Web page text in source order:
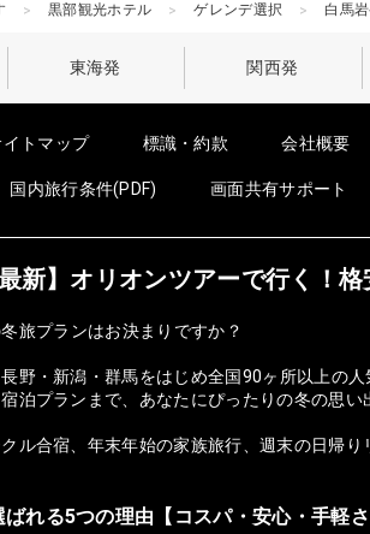
黒部観光ホテル ゲレンデ選択 白馬
東海発 関西発
イトマップ 標識・約款 会社概要
国内旅行条件(PDF) 画面共有サポート
新】オリオンツアーで行く！
旅プランはお決まりですか？
野・新潟・群馬をはじめ全国90ヶ所以上の
泊プランまで、あなたにぴったりの冬の思い
ル合宿、年末年始の家族旅行、週末の日帰
れる5つの理由【コスパ・安心・手軽さ